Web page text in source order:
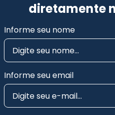
diretamente
Informe seu nome
Informe seu email